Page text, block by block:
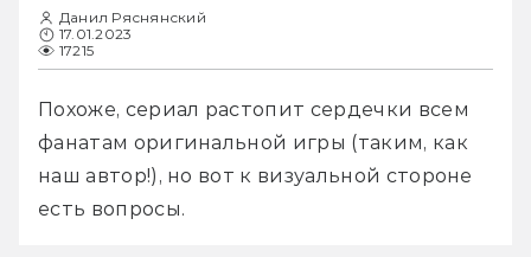
Данил Ряснянский
17.01.2023
17215
Похоже, сериал растопит сердечки всем
фанатам оригинальной игры (таким, как
наш автор!), но вот к визуальной стороне
есть вопросы.